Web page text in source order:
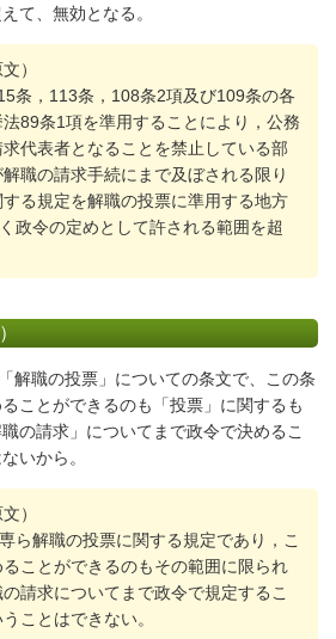
て、無効となる。
）
条，113条，108条2項及び109条の各
89条1項を準用することにより，公務
代表者となることを禁止している部
職の請求手続にまで及ぼされる限り
る規定を解職の投票に準用する地方
政令の定めとして許される範囲を超
解職の投票」についての条文で、この条
ことができるのも「投票」に関するも
の請求」についてまで政令で決めるこ
いから。
文）
ら解職の投票に関する規定であり，こ
ことができるのもその範囲に限られ
請求についてまで政令で規定するこ
ことはできない。